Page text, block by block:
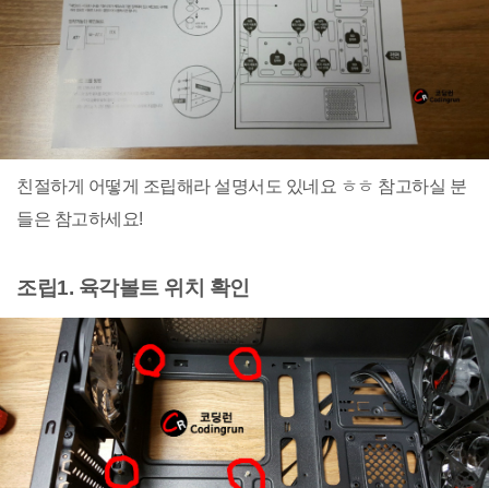
친절하게 어떻게 조립해라 설명서도 있네요 ㅎㅎ 참고하실 분
들은 참고하세요!
조립1. 육각볼트 위치 확인